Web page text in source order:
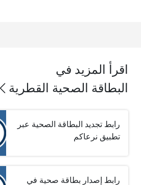
اقرأ المزيد في
البطاقة الصحية القطرية
رابط تجديد البطاقة الصحية عبر
تطبيق نرعاكم
رابط إصدار بطاقة صحية في